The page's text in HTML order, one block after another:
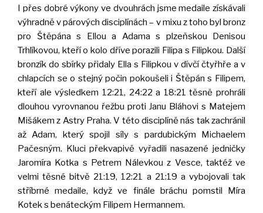
I přes dobré výkony ve dvouhrách jsme medaile získávali
výhradně v párových disciplínách – v mixu z toho byl bronz
pro Štěpána s Ellou a Adama s plzeňskou Denisou
Trhlíkovou, kteří o kolo dříve porazili Filipa s Filipkou. Další
bronzík do sbírky přidaly Ella s Filipkou v dívčí čtyřhře a v
chlapcích se o stejný počin pokoušeli i Štěpán s Filipem,
kteří ale výsledkem 12:21, 24:22 a 18:21 těsně prohráli
dlouhou vyrovnanou řežbu proti Janu Bláhovi s Matejem
Mišákem z Astry Praha. V této disciplíně nás tak zachránil
až Adam, který spojil síly s pardubickým Michaelem
Pačesným. Kluci překvapivě vyřadili nasazené jedničky
Jaromíra Kotka s Petrem Nálevkou z Vesce, taktéž ve
velmi těsné bitvě 21:19, 12:21 a 21:19 a vybojovali tak
stříbrné medaile, když ve finále bráchu pomstil Míra
Kotek s benáteckým Filipem Hermannem.